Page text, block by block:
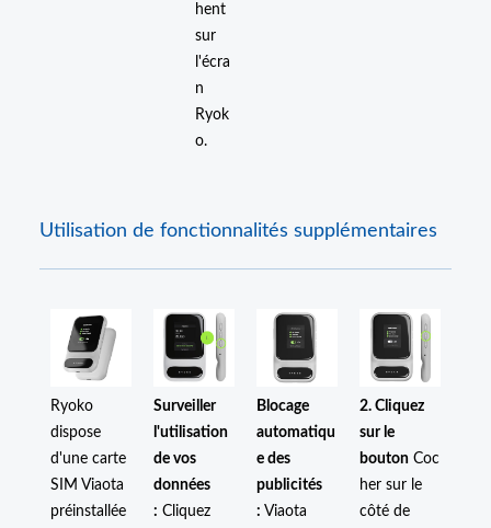
hent
sur
l'écra
n
Ryok
o.
Utilisation de fonctionnalités supplémentaires
Ryoko
dispose
d'une carte
SIM Viaota
préinstallée
Surveiller
l'utilisation
de vos
données
: Cliquez
Blocage
automatiqu
e des
publicités
: Viaota
2. Cliquez
sur le
bouton Coc
her sur le
côté de